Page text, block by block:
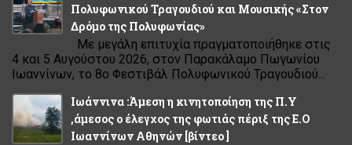
Πολυφωνικού Τραγουδιού και Μουσικής «Στον
Δρόμο της Πολυφωνίας»
Με μεγάλη επιτυχία πραγματοποιήθηκε στις
4 και 5 Αυγούστου 2026, στον Παρακάλαμο Πωγωνίου
Ιωαννίνων, το 8ο Φεστιβάλ Πολυφωνικού Τραγουδιού...
Ιωάννινα :Άμεση η κινητοποίηση της Π.Υ
,άμεσος ο έλεγχος της φωτιάς πέριξ της Ε.Ο
Ιωαννίνων Αθηνών [βίντεο ]